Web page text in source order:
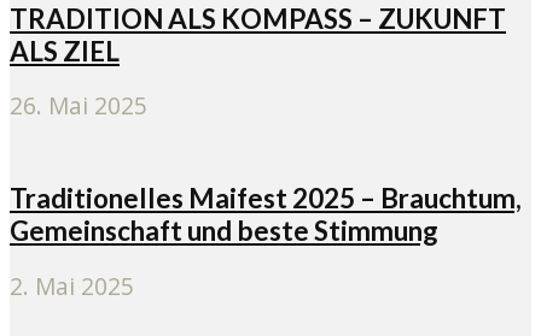
TRADITION ALS KOMPASS – ZUKUNFT
ALS ZIEL
26. Mai 2025
Traditionelles Maifest 2025 – Brauchtum,
Gemeinschaft und beste Stimmung
2. Mai 2025